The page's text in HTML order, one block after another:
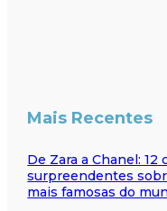
Mais Recentes
De Zara a Chanel: 12
surpreendentes
mais famosas do